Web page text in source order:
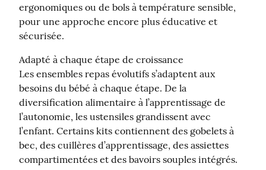
ergonomiques ou de bols à température sensible,
pour une approche encore plus éducative et
sécurisée.
Adapté à chaque étape de croissance
Les ensembles repas évolutifs s’adaptent aux
besoins du bébé à chaque étape. De la
diversification alimentaire à l’apprentissage de
l’autonomie, les ustensiles grandissent avec
l’enfant. Certains kits contiennent des gobelets à
bec, des cuillères d’apprentissage, des assiettes
compartimentées et des bavoirs souples intégrés.